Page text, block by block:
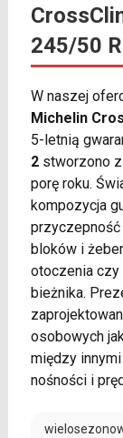
245/50
W naszej
Michelin
5-letnią
2stworzono z
porę roku.
kompozycja
przyczepność
bloków i
otoczenia
bieżnika.
osobowych
między
nośności i